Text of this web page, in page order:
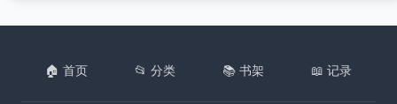
🏠 首页 📂 分类 📚 书架 📖 记录